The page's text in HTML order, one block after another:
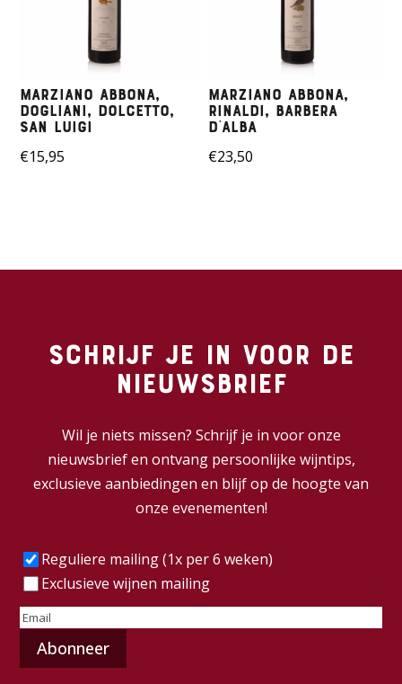
Marziano Abbona,
Dogliani, Dolcetto,
San Luigi
€15,95
Marziano Abbona,
Rinaldi, Barbera
D’alba
€23,50
Schrijf je in voor de
nieuwsbrief
Wil je niets missen? Schrijf je in voor onze
nieuwsbrief en ontvang persoonlijke wijntips,
exclusieve aanbiedingen en blijf op de hoogte van
onze evenementen!
Frequentie(Vereist)
Reguliere mailing (1x per 6 weken)
Exclusieve wijnen mailing
E-
mailadres